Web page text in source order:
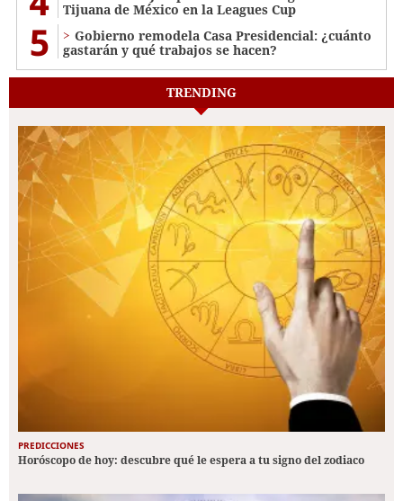
Tijuana de México en la Leagues Cup
5
Gobierno remodela Casa Presidencial: ¿cuánto
gastarán y qué trabajos se hacen?
TRENDING
PREDICCIONES
Horóscopo de hoy: descubre qué le espera a tu signo del zodiaco